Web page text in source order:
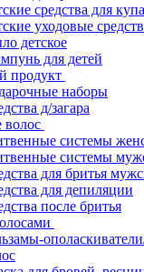
средства для
уходовые
детское
для детей
продукт
наборы
д/загара
волос
системы
системы
для бритья
для депиляции
после бритья